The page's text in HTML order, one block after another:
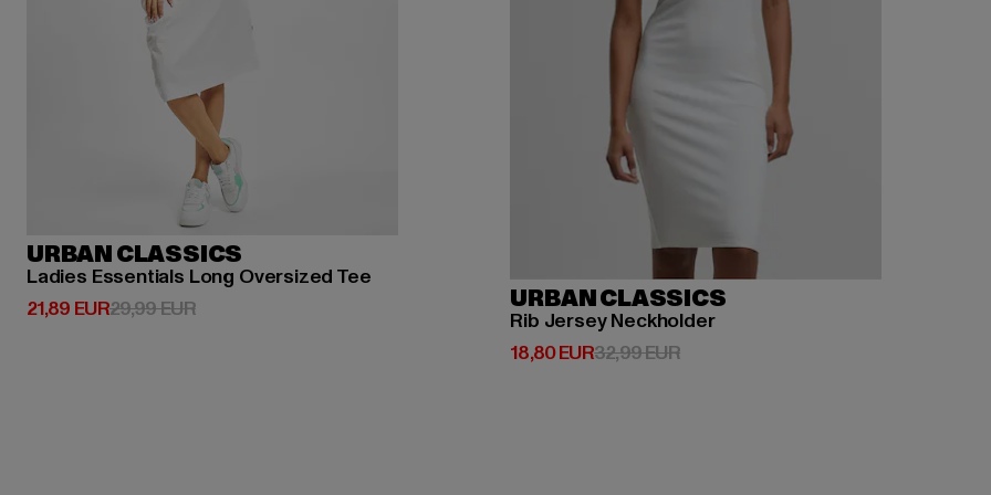
URBAN CLASSICS
Ladies Essentials Long Oversized Tee
21,89 EUR
Derzeitiger Preis: 21,89 EUR
29,99 EURAktionspreis: 29,99 EUR URBAN CLASSICS
Rib Jersey Neckholder
18,80 EUR
Derzeitiger Preis: 18,80 EUR
32,99 EURAktionspreis: 32,99 EUR